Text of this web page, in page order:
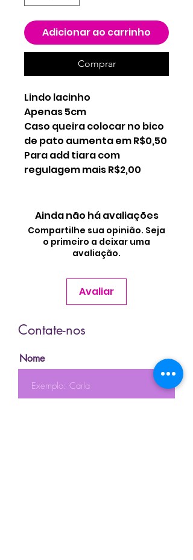
Adicionar ao carrinho
Comprar
Lindo lacinho
Apenas 5cm
Caso queira colocar no bico
de pato aumenta em R$0,50
Para add tiara com
regulagem mais R$2,00
Ainda não há avaliações
Compartilhe sua opinião. Seja
o primeiro a deixar uma
avaliação.
Avaliar
Contate-nos
Nome